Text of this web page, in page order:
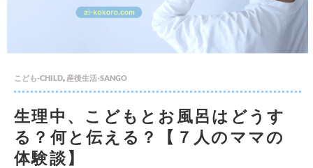
こども-CHILD, 産後生活-SANGO
生理中、こどもとお風呂はどうす
る？何と伝える？【７人のママの
体験談】